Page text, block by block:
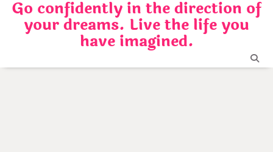
Skip
content
Go confidently in the direction of
your dreams. Live the life you
have imagined.